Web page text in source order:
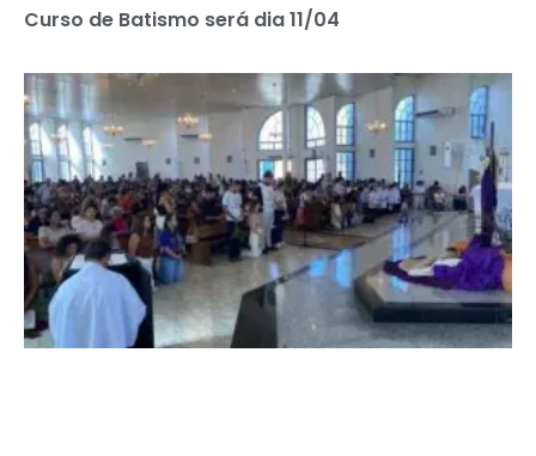
Curso de Batismo será dia 11/04